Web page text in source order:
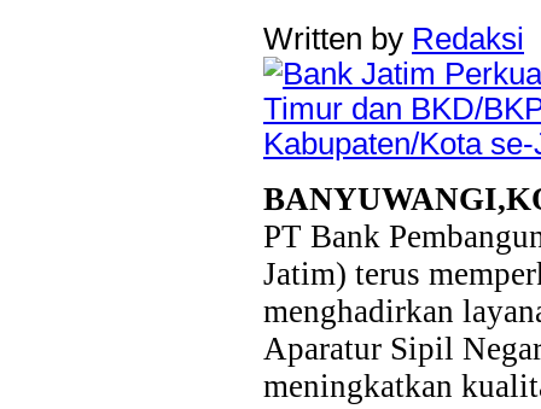
Written by Redaksi
PT Bank
Jatim) terus
menghadirkan
Aparatur Sipil
meningkatkan